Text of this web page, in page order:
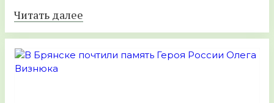
Читать далее